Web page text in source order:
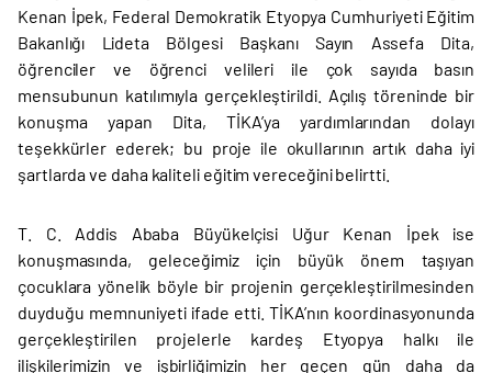
Kenan İpek, Federal Demokratik Etyopya Cumhuriyeti Eğitim
Bakanlığı Lideta Bölgesi Başkanı Sayın Assefa Dita,
öğrenciler ve öğrenci velileri ile çok sayıda basın
mensubunun katılımıyla gerçekleştirildi. Açılış töreninde bir
konuşma yapan Dita, TİKA’ya yardımlarından dolayı
teşekkürler ederek; bu proje ile okullarının artık daha iyi
şartlarda ve daha kaliteli eğitim vereceğini belirtti.
T. C. Addis Ababa Büyükelçisi Uğur Kenan İpek ise
konuşmasında, geleceğimiz için büyük önem taşıyan
çocuklara yönelik böyle bir projenin gerçekleştirilmesinden
duyduğu memnuniyeti ifade etti. TİKA’nın koordinasyonunda
gerçekleştirilen projelerle kardeş Etyopya halkı ile
ilişkilerimizin ve işbirliğimizin her geçen gün daha da